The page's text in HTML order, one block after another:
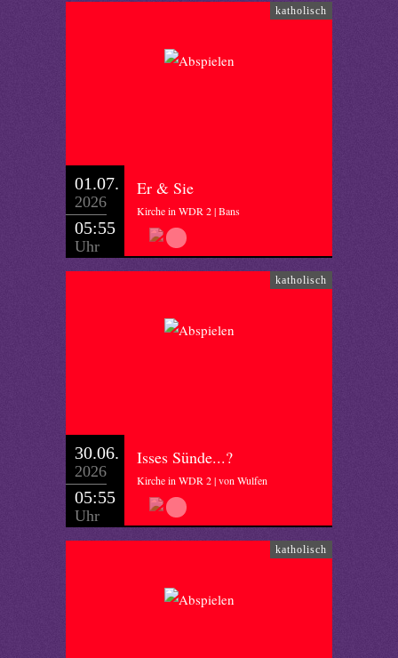
katholisch
01.07.
2026
05:55
Uhr
Er & Sie
Kirche in WDR 2 | Bans
katholisch
30.06.
2026
05:55
Uhr
Isses Sünde...?
Kirche in WDR 2 | von Wulfen
katholisch